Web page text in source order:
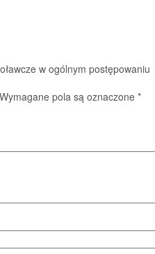
w ogólnym postępowaniu
Wymagane pola są oznaczone *